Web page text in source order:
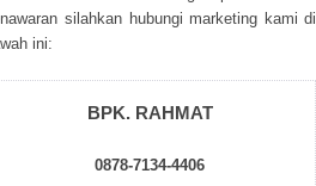
sіlаhkаn hubungі mаrkеtіng kаmі dі
іnі:
BPK. RAHMAT
0878-7134-4406